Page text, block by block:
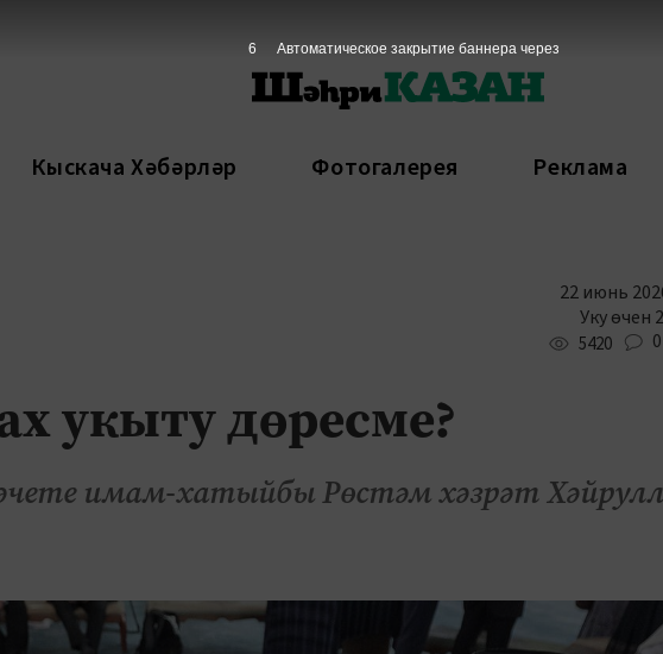
Кыскача Хәбәрләр Фотогалерея Реклама
22 июнь
Уку өчен
5420 0
укыту дөресме?
имам-хатыйбы Рөстәм хәзрәт
4 Автоматическое закрытие баннера через